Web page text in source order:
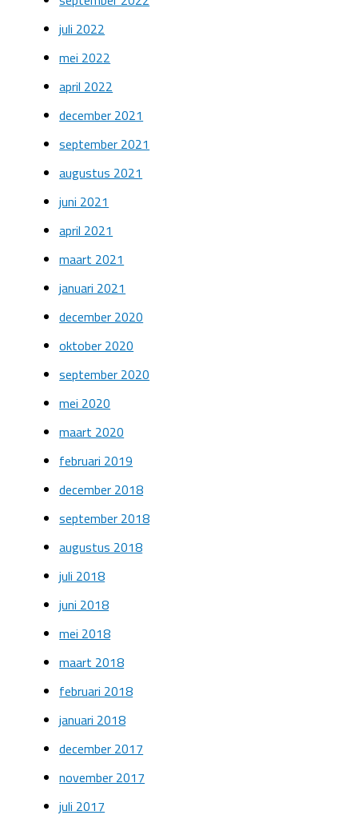
juli 2022
mei 2022
april 2022
december 2021
september 2021
augustus 2021
juni 2021
april 2021
maart 2021
januari 2021
december 2020
oktober 2020
september 2020
mei 2020
maart 2020
februari 2019
december 2018
september 2018
augustus 2018
juli 2018
juni 2018
mei 2018
maart 2018
februari 2018
januari 2018
december 2017
november 2017
juli 2017